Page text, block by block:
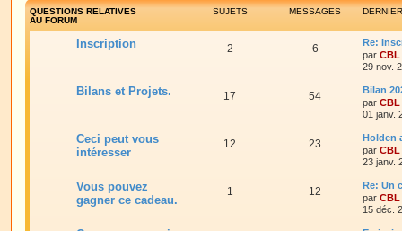
QUESTIONS RELATIVES
AU FORUM
SUJETS MESSAGES
Inscription 2 6
Re:
par CBL
29 nov.
Bilans et Projets. 17 54
Bilan
par CBL
01 janv.
Ceci peut vous
intéresser
12 23
Holden
par CBL
23 janv.
Vous pouvez
gagner ce cadeau.
1 12
Re: Un
par CBL
15 déc.